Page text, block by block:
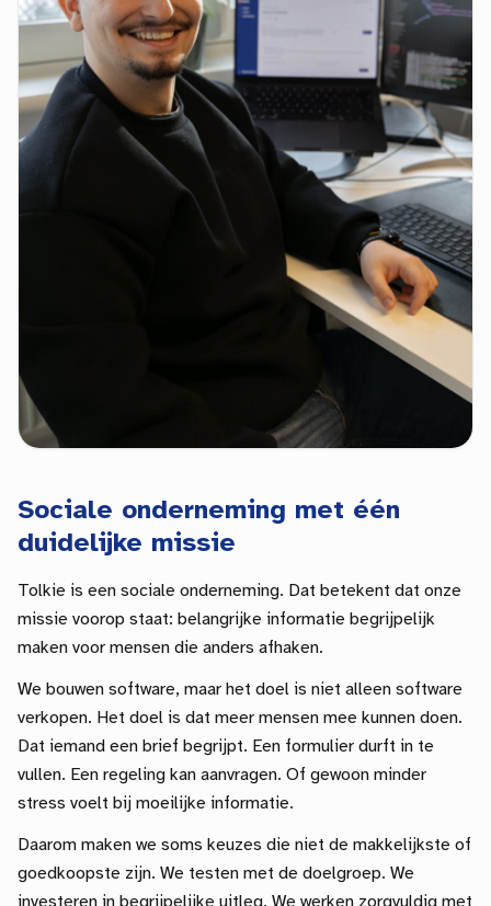
Sociale onderneming met één
duidelijke missie
Tolkie is een sociale onderneming. Dat betekent dat onze
missie voorop staat: belangrijke informatie begrijpelijk
maken voor mensen die anders afhaken.
We bouwen software, maar het doel is niet alleen software
verkopen. Het doel is dat meer mensen mee kunnen doen.
Dat iemand een brief begrijpt. Een formulier durft in te
vullen. Een regeling kan aanvragen. Of gewoon minder
stress voelt bij moeilijke informatie.
Daarom maken we soms keuzes die niet de makkelijkste of
goedkoopste zijn. We testen met de doelgroep. We